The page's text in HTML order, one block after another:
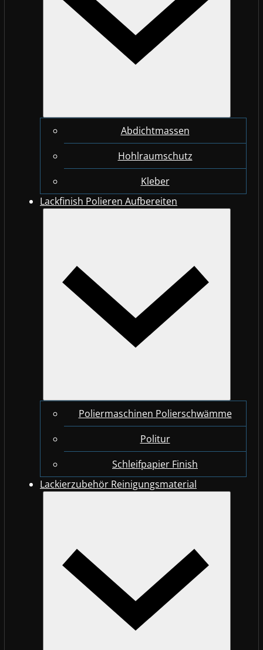
Abdichtmassen
Hohlraumschutz
Kleber
Lackfinish Polieren Aufbereiten
Poliermaschinen Polierschwämme
Politur
Schleifpapier Finish
Lackierzubehör Reinigungsmaterial